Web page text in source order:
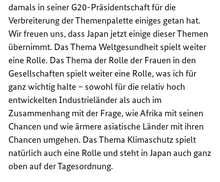
damals in seiner G20-Präsidentschaft für die
Verbreiterung der Themenpalette einiges getan hat.
Wir freuen uns, dass Japan jetzt einige dieser Themen
übernimmt. Das Thema Weltgesundheit spielt weiter
eine Rolle. Das Thema der Rolle der Frauen in den
Gesellschaften spielt weiter eine Rolle, was ich für
ganz wichtig halte – sowohl für die relativ hoch
entwickelten Industrieländer als auch im
Zusammenhang mit der Frage, wie Afrika mit seinen
Chancen und wie ärmere asiatische Länder mit ihren
Chancen umgehen. Das Thema Klimaschutz spielt
natürlich auch eine Rolle und steht in Japan auch ganz
oben auf der Tagesordnung.